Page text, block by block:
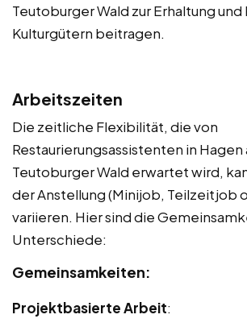
Teutoburger Wald zur Erhaltung
Kulturgütern beitragen.
Arbeitszeiten
Die zeitliche Flexibilität, die von
Restaurierungsassistenten in Hagen
Teutoburger Wald erwartet wird,
der Anstellung (Minijob, Teilzeitjob
variieren. Hier sind die
Unterschiede:
Gemeinsamkeiten:
Projektbasierte Arbeit: